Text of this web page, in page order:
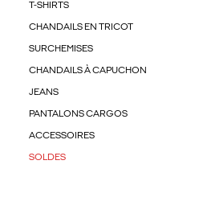
T-SHIRTS
CHANDAILS EN TRICOT
SURCHEMISES
CHANDAILS À CAPUCHON
JEANS
PANTALONS CARGOS
ACCESSOIRES
SOLDES